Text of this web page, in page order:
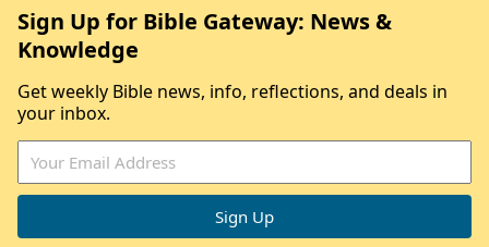
Sign Up for Bible Gateway: News &
Knowledge
Get weekly Bible news, info, reflections, and deals in
your inbox.